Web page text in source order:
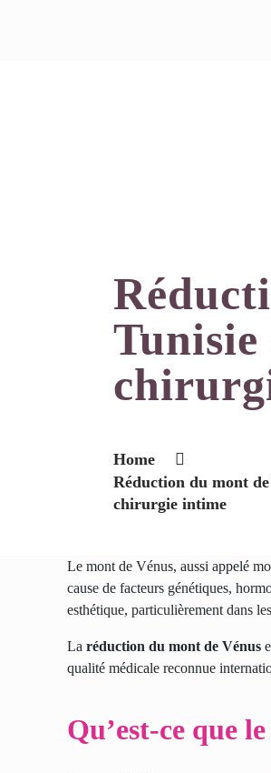
Home
Réduction du mont
chirurgie intime
Le mont de Vénus, aussi appelé
cause de facteurs génétiques,
esthétique, particulièrement dans
Laréduction du mont de Vénus
qualité médicale reconnue
Qu’est-ce que